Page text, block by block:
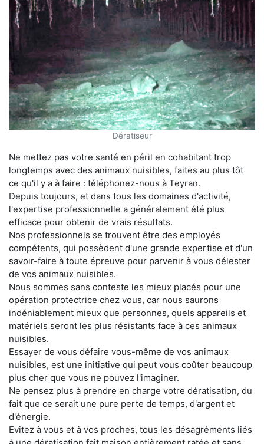
Dératiseur
Ne mettez pas votre santé en péril en cohabitant trop
longtemps avec des animaux nuisibles, faites au plus tôt
ce qu'il y a à faire : téléphonez-nous à Teyran.
Depuis toujours, et dans tous les domaines d'activité,
l'expertise professionnelle a généralement été plus
efficace pour obtenir de vrais résultats.
Nos professionnels se trouvent être des employés
compétents, qui possèdent d'une grande expertise et d'un
savoir-faire à toute épreuve pour parvenir à vous délester
de vos animaux nuisibles.
Nous sommes sans conteste les mieux placés pour une
opération protectrice chez vous, car nous saurons
indéniablement mieux que personnes, quels appareils et
matériels seront les plus résistants face à ces animaux
nuisibles.
Essayer de vous défaire vous-même de vos animaux
nuisibles, est une initiative qui peut vous coûter beaucoup
plus cher que vous ne pouvez l'imaginer.
Ne pensez plus à prendre en charge votre dératisation, du
fait que ce serait une pure perte de temps, d'argent et
d'énergie.
Evitez à vous et à vos proches, tous les désagréments liés